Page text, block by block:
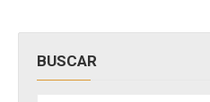
BUSCAR